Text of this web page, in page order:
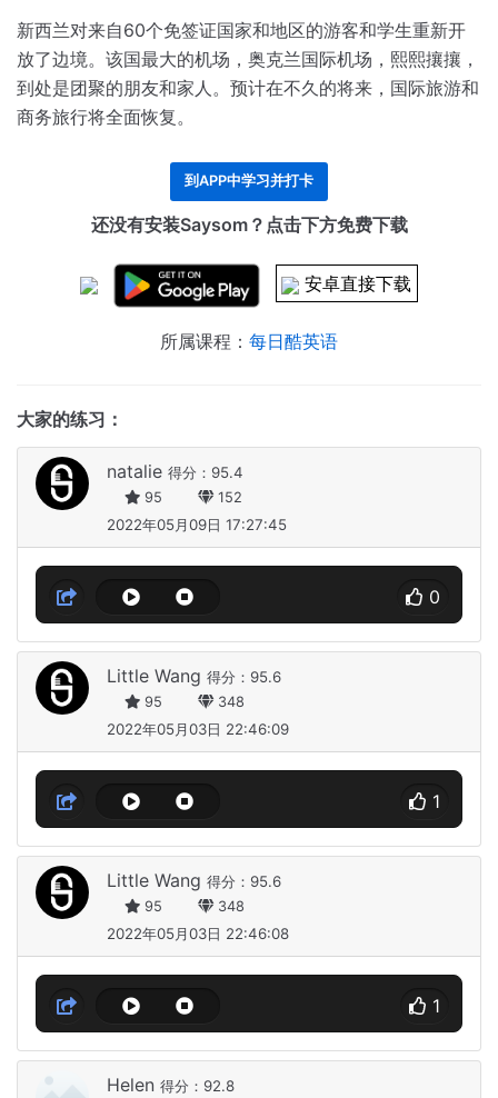
新西兰对来自60个免签证国家和地区的游客和学生重新开
放了边境。 该国最大的机场，奥克兰国际机场，熙熙攘攘，
到处是团聚的朋友和家人。 预计在不久的将来，国际旅游和
商务旅行将全面恢复。
到APP中学习并打卡
还没有安装Saysom？点击下方免费下载
安卓直接下载
所属课程： 每日酷英语
大家的练习：
natalie 得分：95.4
95 152
2022年05月09日 17:27:45
0
Little Wang 得分：95.6
95 348
2022年05月03日 22:46:09
1
Little Wang 得分：95.6
95 348
2022年05月03日 22:46:08
1
Helen 得分：92.8